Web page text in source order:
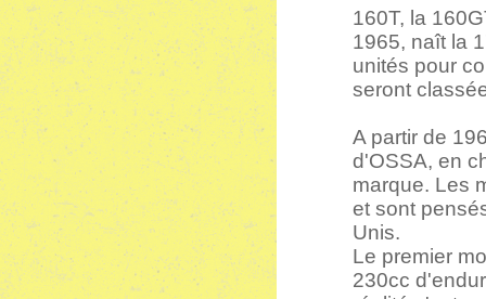
160T, la
1965, naît la
unités pour
seront
A partir de
d'OSSA, en
marque. Les
et sont
Unis.
Le premier
230cc